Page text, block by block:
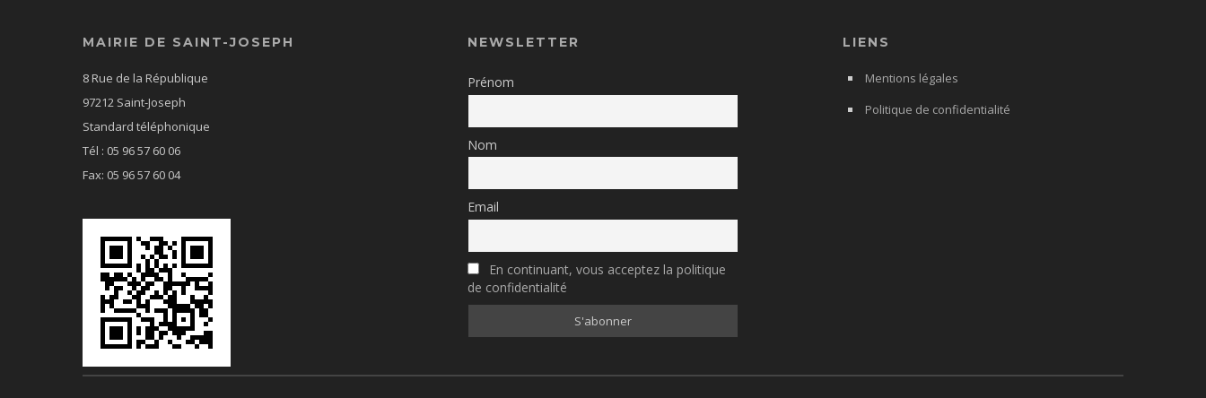
MAIRIE DE SAINT-JOSEPH
8 Rue de la République
97212 Saint-Joseph
Standard téléphonique
Tél : 05 96 57 60 06
Fax: 05 96 57 60 04
NEWSLETTER
Prénom
Nom
Email
En continuant, vous acceptez la politique
de confidentialité
LIENS
Mentions légales
Politique de confidentialité